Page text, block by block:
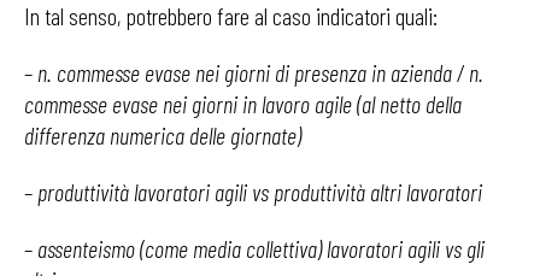
In tal senso, potrebbero fare al caso indicatori quali:
– n. commesse evase nei giorni di presenza in azienda / n.
commesse evase nei giorni in lavoro agile (al netto della
differenza numerica delle giornate)
– produttività lavoratori agili vs produttività altri lavoratori
– assenteismo (come media collettiva) lavoratori agili vs gli